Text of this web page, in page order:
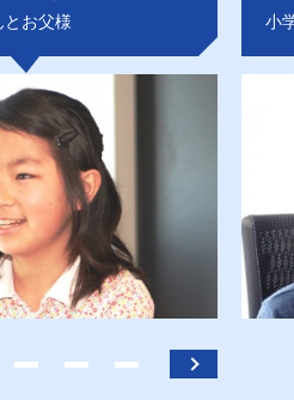
お父様 小